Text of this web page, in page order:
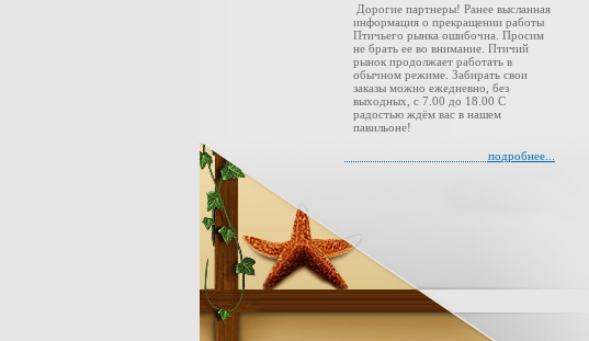
Дорогие партнеры! Ранее высланная
информация о прекращении работы
Птичьего рынка ошибочна. Просим
не брать ее во внимание. Птичий
рынок продолжает работать в
обычном режиме. Забирать свои
заказы можно ежедневно, без
выходных, с 7.00 до 18.00 С
радостью ждём вас в нашем
павильоне!
подробнее...